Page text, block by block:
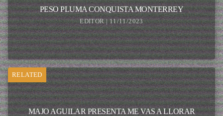
PESO PLUMA CONQUISTA MONTERREY
EDITOR | 11/11/2023
RELATED
MAJO AGUILAR PRESENTA ME VAS A LLORAR